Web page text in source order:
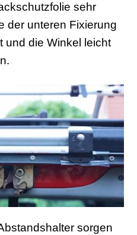
sehr
der unteren Fixierung
und die Winkel leicht
sorgen